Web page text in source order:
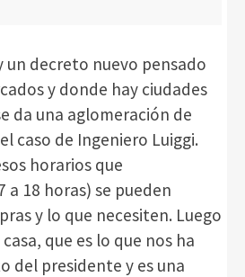
un decreto nuevo pensado
y donde hay ciudades
da una aglomeración de
caso de Ingeniero Luiggi.
horarios que
a 18 horas) se pueden
y lo que necesiten. Luego
que es lo que nos ha
del presidente y es una